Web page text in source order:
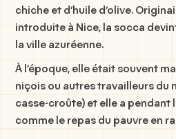
chiche et d’huile d’olive.
introduite à Nice, la socca
la ville azuréenne.
À l’époque, elle était souvent
niçois ou autres travailleurs du
casse-croûte) et elle a
comme le repas du pauvre en